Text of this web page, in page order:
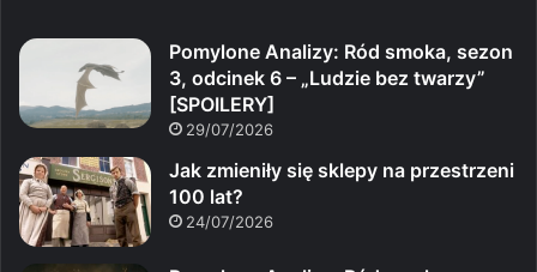
Pomylone Analizy: Ród smoka, sezon
3, odcinek 6 – „Ludzie bez twarzy”
[SPOILERY]
29/07/2026
Jak zmieniły się sklepy na przestrzeni
100 lat?
24/07/2026